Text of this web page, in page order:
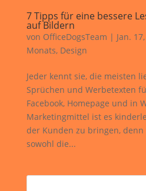
7 Tipps für eine bessere
auf Bildern
von OfficeDogsTeam | Jan.
Monats, Design
Jeder kennt sie, die meisten
Sprüchen und Werbetexten
Facebook, Homepage und in
Marketingmittel ist es
der Kunden zu bringen,
sowohl die...